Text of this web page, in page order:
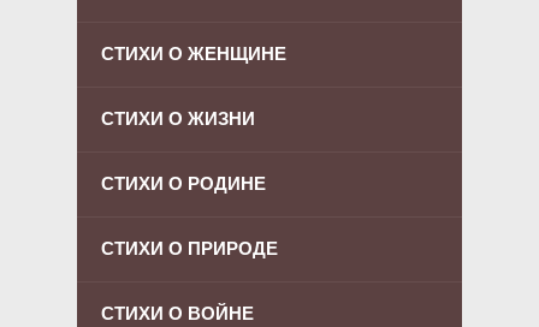
СТИХИ О ЖЕНЩИНЕ
СТИХИ О ЖИЗНИ
СТИХИ О РОДИНЕ
СТИХИ О ПРИРОДЕ
СТИХИ О ВОЙНЕ